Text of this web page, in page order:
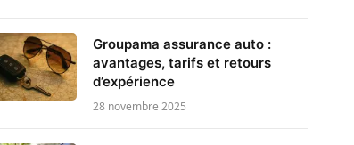
Groupama assurance auto :
avantages, tarifs et retours
d’expérience
28 novembre 2025